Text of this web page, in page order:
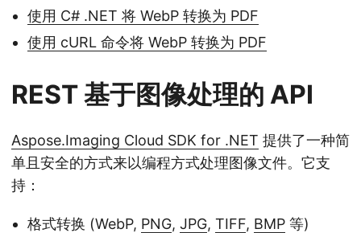
使用 C# .NET 将 WebP 转换为 PDF
使用 cURL 命令将 WebP 转换为 PDF
REST 基于图像处理的 API
Aspose.Imaging Cloud SDK for .NET 提供了一种简
单且安全的方式来以编程方式处理图像文件。它支
持：
格式转换 (WebP, PNG, JPG, TIFF, BMP 等)